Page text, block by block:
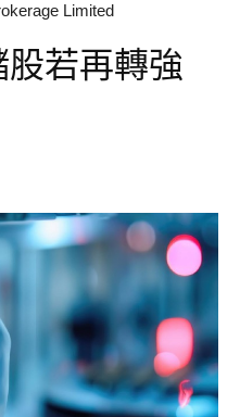
Limited
若再轉強